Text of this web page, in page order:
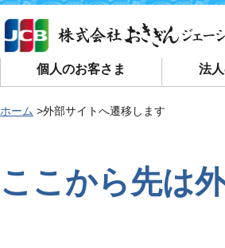
個人のお客さま 法
ホーム 外部サイトへ遷移します
ここから先は